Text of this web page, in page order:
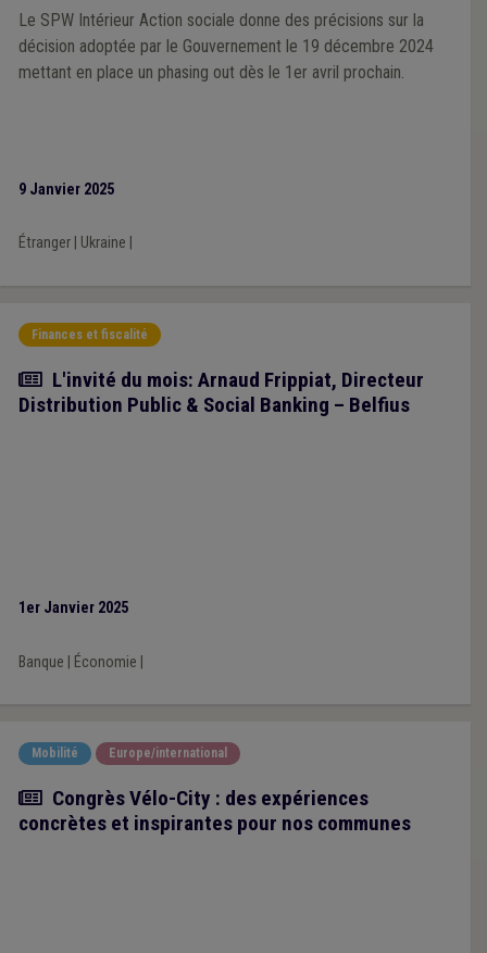
Le SPW Intérieur Action sociale donne des précisions sur la
décision adoptée par le Gouvernement le 19 décembre 2024
mettant en place un phasing out dès le 1er avril prochain.
9 Janvier 2025
Étranger| Ukraine
Finances et fiscalité
Article
L'invité du mois: Arnaud Frippiat, Directeur
Distribution Public & Social Banking – Belfius
1er Janvier 2025
Banque Économie
Mobilité Europe/international
Article
Congrès Vélo-City : des expériences
concrètes et inspirantes pour nos communes